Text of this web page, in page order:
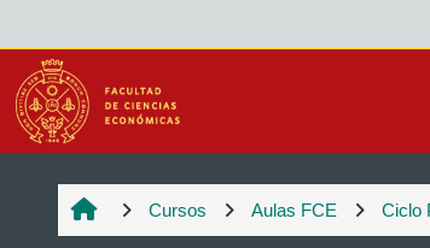
Cursos Aulas FCE Ciclo